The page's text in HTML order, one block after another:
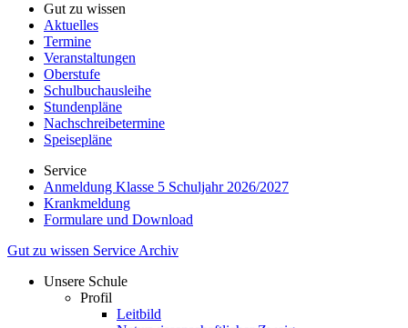
Gut zu wissen
Aktuelles
Termine
Veranstaltungen
Oberstufe
Schulbuchausleihe
Stundenpläne
Nachschreibetermine
Speisepläne
Service
Anmeldung Klasse 5 Schuljahr 2026/2027
Krankmeldung
Formulare und Download
Gut zu wissen Service Archiv
Unsere Schule
Profil
Leitbild